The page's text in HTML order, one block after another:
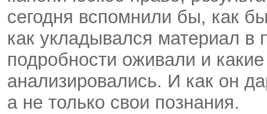
сегодня вспомнили бы, как
как укладывался материал
подробности оживали и
анализировались. И как он
а не только свои познания.